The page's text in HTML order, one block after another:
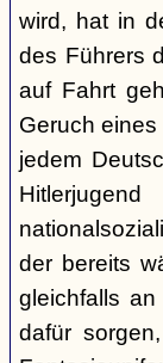
wird, hat in
des Führers
auf Fahrt
Geruch
jedem
der bereits
gleichfalls
dafür